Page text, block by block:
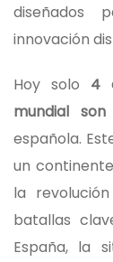
diseñados
innovación
Hoy solo 4
mundial son
española.
un
la
batallas
España, la